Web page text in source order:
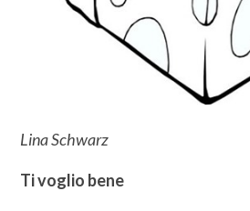
Lina Schwarz
Ti voglio bene